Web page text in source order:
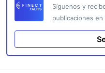
Síguenos y
publicaciones en